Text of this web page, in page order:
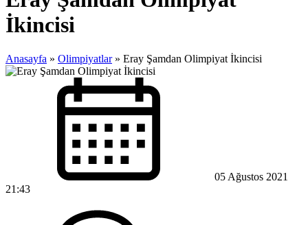
İkincisi
Anasayfa » Olimpiyatlar » Eray Şamdan Olimpiyat İkincisi
05 Ağustos 2021
21:43